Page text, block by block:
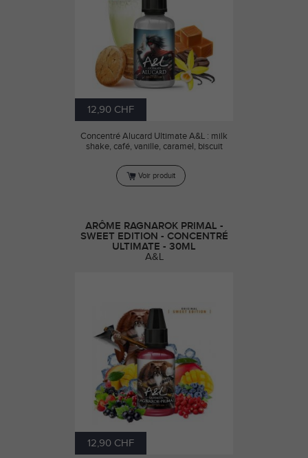
12,90 CHF
Concentré Alucard Ultimate A&L : milk
shake, café, vanille, caramel, biscuit
Voir produit
ARÔME RAGNAROK PRIMAL -
SWEET EDITION - CONCENTRÉ
ULTIMATE - 30ML
A&L
12,90 CHF